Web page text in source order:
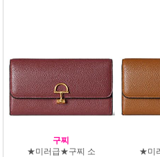
구찌
★미러급★구찌 소
★미